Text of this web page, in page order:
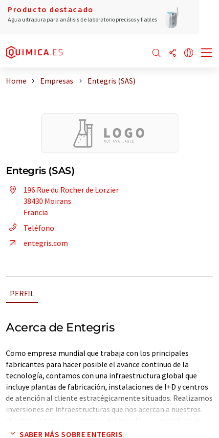
Producto destacado
Agua ultrapura para análisis de laboratorio precisos y fiables
Home Empresas Entegris (SAS)
Entegris (SAS)
196 Rue du Rocher de Lorzier
38430 Moirans
Francia
Teléfono
entegris.com
PERFIL
Acerca de Entegris
Como empresa mundial que trabaja con los principales
fabricantes para hacer posible el avance continuo de la
tecnología, contamos con una infraestructura global que
incluye plantas de fabricación, instalaciones de I+D y centros
de atención al cliente estratégicamente situados. Realizamos
inversiones en infraestructuras que nos acercan a nuestros
nuestro equipo altamente cualificado, nuestras instalaciones
SABER MÁS SOBRE ENTEGRIS